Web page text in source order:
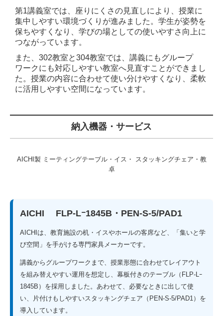
第1講義室では、座りにくさの見直しにより、授業に
集中しやすい環境づくりが進みました。学生が姿勢を
保ちやすくなり、学びの場としての使いやすさ向上に
つながっています。
また、302教室と304教室では、講義にもグループ
ワークにも対応しやすい教室へ見直すことができまし
た。授業の内容に合わせて使い分けやすくなり、柔軟
に活用しやすい空間になっています。
納入機器・サービス
AICHI製 ミーティングテーブル・イス・ スタッキングチェア・教
卓
AICHI FLP-Lｰ1845B・PEN-S-5/PAD1
AICHIは、教育施設の机・イスやホールの客席など、「集いと学
び空間」を手がける専門家具メーカーです。
講義からグループワークまで、授業形態に合わせてレイアウト
を組み替えやすい運用を想定し、幕板付きのテーブル（FLP-Lｰ
1845B）を採用しました。 あわせて、必要なときに出して使
い、片付けもしやすいスタッキングチェア（PEN-S-5/PAD1）を
導入しています。